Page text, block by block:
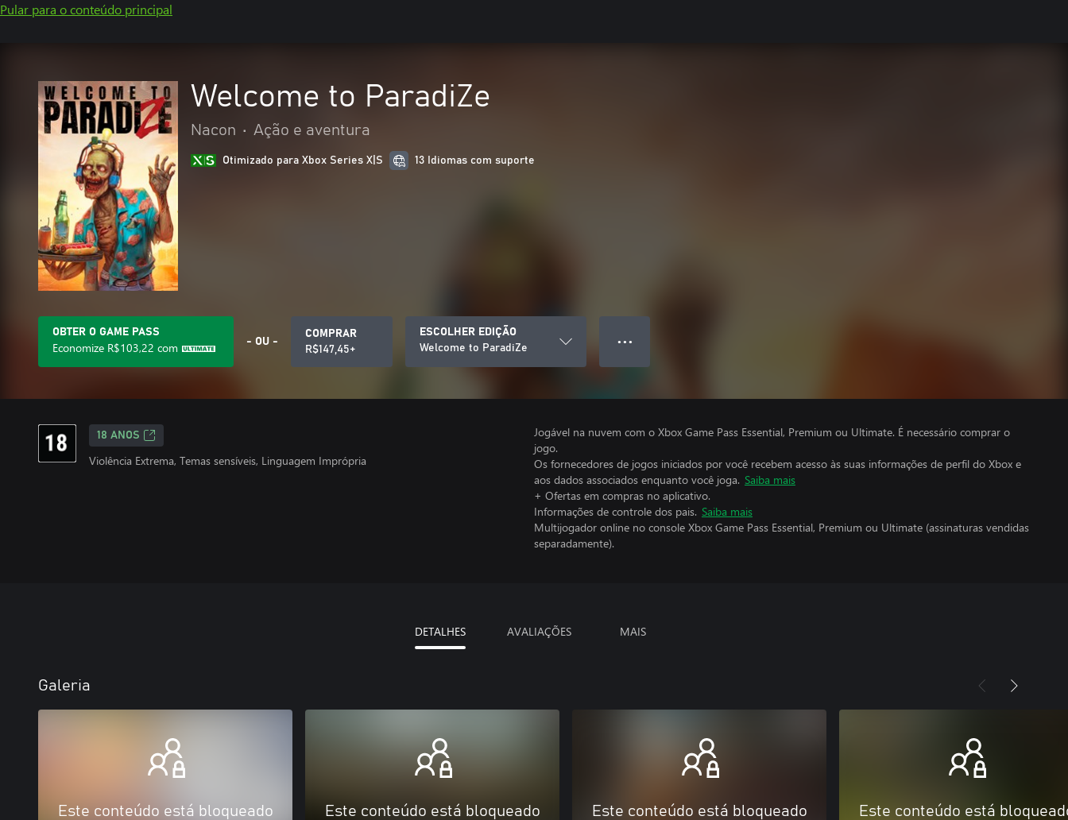
Pular para o conteúdo principal
Welcome to ParadiZe
Nacon • Ação e aventura
Otimizado para Xbox Series X|S 13 Idiomas com suporte
OBTER O GAME PASS
Economize R$103,22 com - OU -
COMPRAR
R$147,45+
ESCOLHER EDIÇÃO
Welcome to ParadiZe
● ● ●
18 ANOS
Violência Extrema, Temas sensíveis, Linguagem Imprópria
Jogável na nuvem com o Xbox Game Pass Essential, Premium ou Ultimate. É necessário comprar o
jogo.
Os fornecedores de jogos iniciados por você recebem acesso às suas informações de perfil do Xbox e
aos dados associados enquanto você joga. Saiba mais
+ Ofertas em compras no aplicativo.
Informações de controle dos pais. Saiba mais
Multijogador online no console Xbox Game Pass Essential, Premium ou Ultimate (assinaturas vendidas
separadamente).
DETALHES AVALIAÇÕES MAIS
Galeria
Este conteúdo está bloqueado Este conteúdo está bloqueado Este conteúdo está bloqueado Este conteúdo está